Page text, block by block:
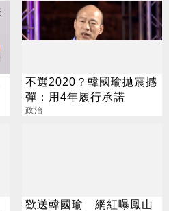
不選2020？韓國瑜拋震撼
彈：用4年履行承諾
政治
歡送韓國瑜 網紅曝鳳山